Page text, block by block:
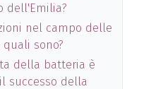
dell'Emilia?
nel campo delle
sono?
della batteria è
successo della